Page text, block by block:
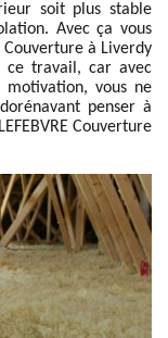
soit plus stable
Avec ça vous
Couverture à Liverdy
ce travail, car avec
vous ne
penser à
Couverture